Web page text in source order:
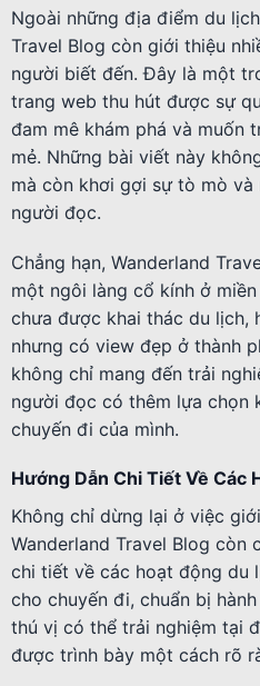
Ngoài những địa điểm du
Travel Blog còn giới thiệu
người biết đến. Đây là một
trang web thu hút được sự
đam mê khám phá và muốn
mẻ. Những bài viết này
mà còn khơi gợi sự tò mò và
người đọc.
Chẳng hạn, Wanderland
một ngôi làng cổ kính ở
chưa được khai thác du lịch,
nhưng có view đẹp ở thành
không chỉ mang đến trải
người đọc có thêm lựa chọn
chuyến đi của mình.
Hướng Dẫn Chi Tiết Về Các
Không chỉ dừng lại ở việc
Wanderland Travel Blog còn
chi tiết về các hoạt động du
cho chuyến đi, chuẩn bị
thú vị có thể trải nghiệm tại
được trình bày một cách rõ